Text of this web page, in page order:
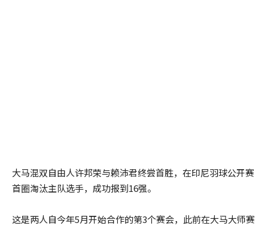
大马混双自由人许邦荣与赖沛君终尝首胜，在印尼羽球公开赛
首圈淘汰主队选手，成功报到16强。
这是两人自今年5月开始合作的第3个赛会，此前在大马大师赛